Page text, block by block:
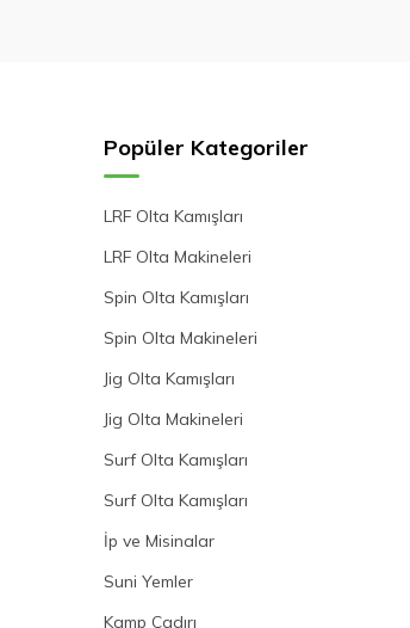
Popüler Kategoriler
LRF Olta Kamışları
LRF Olta Makineleri
Spin Olta Kamışları
Spin Olta Makineleri
Jig Olta Kamışları
Jig Olta Makineleri
Surf Olta Kamışları
Surf Olta Kamışları
İp ve Misinalar
Suni Yemler
Kamp Çadırı